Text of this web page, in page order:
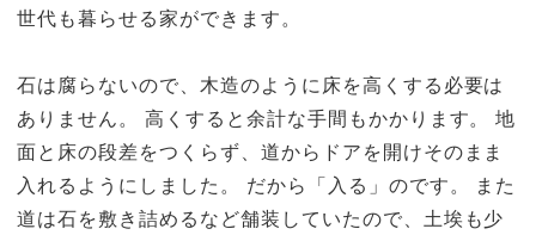
世代も暮らせる家ができます。
石は腐らないので、木造のように床を高くする必要は
ありません。 高くすると余計な手間もかかります。 地
面と床の段差をつくらず、道からドアを開けそのまま
入れるようにしました。 だから「入る」のです。 また
道は石を敷き詰めるなど舗装していたので、土埃も少